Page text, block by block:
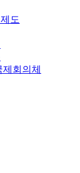
도
회의체